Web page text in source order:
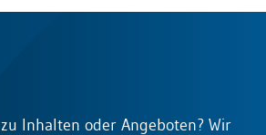
Inhalten oder Angeboten? Wir